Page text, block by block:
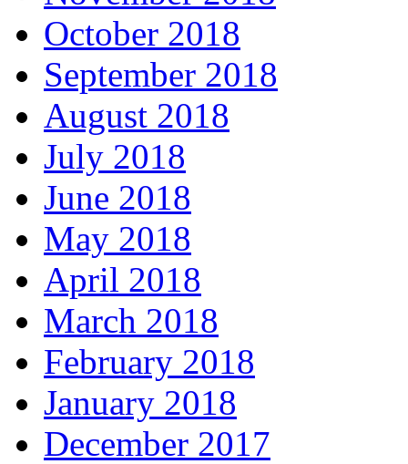
October 2018
September 2018
August 2018
July 2018
June 2018
May 2018
April 2018
March 2018
February 2018
January 2018
December 2017